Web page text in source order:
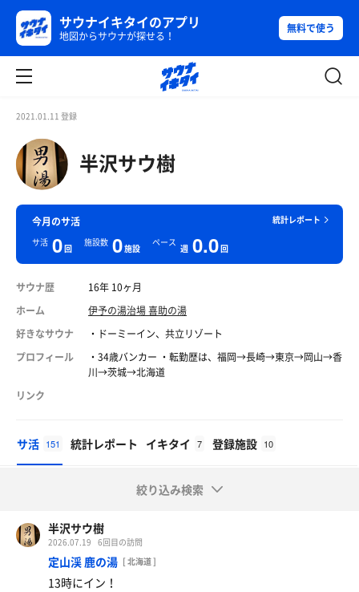
サウナイキタイのアプリ
地図からサウナが探せる！
無料で使う
2021.01.11 登録
半沢サウ樹
統計レポート
今月のサ活
サ活 0回
施設数 0施設
ペース
週 0.0回
サウナ歴
16年 10ヶ月
ホーム
伊予の湯治場 喜助の湯
好きなサウナ
・ドーミーイン、共立リゾート
プロフィール
・34歳バンカー ・転勤歴は、福岡→長崎→東京→岡山→香
川→茨城→北海道
リンク
サ活 151 統計レポート イキタイ 7 登録施設 10
絞り込み検索
半沢サウ樹
2026.07.19 6回目の訪問
定山渓 鹿の湯 [ 北海道 ]
13時にイン！